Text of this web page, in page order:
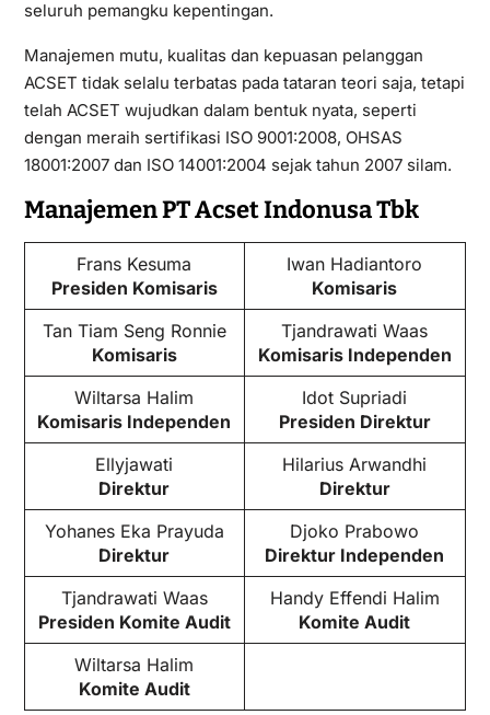
seluruh pemangku kepentingan.
Manajemen mutu, kualitas dan kepuasan pelanggan
ACSET tidak selalu terbatas pada tataran teori saja, tetapi
telah ACSET wujudkan dalam bentuk nyata, seperti
dengan meraih sertifikasi ISO 9001:2008, OHSAS
18001:2007 dan ISO 14001:2004 sejak tahun 2007 silam.
Manajemen PT Acset Indonusa Tbk
Frans Kesuma
Presiden Komisaris
Iwan Hadiantoro
Komisaris
Tan Tiam Seng Ronnie
Komisaris
Tjandrawati Waas
Komisaris Independen
Wiltarsa Halim
Komisaris Independen
Idot Supriadi
Presiden Direktur
Ellyjawati
Direktur
Hilarius Arwandhi
Direktur
Yohanes Eka Prayuda
Direktur
Djoko Prabowo
Direktur Independen
Tjandrawati Waas
Presiden Komite Audit
Handy Effendi Halim
Komite Audit
Wiltarsa Halim
Komite Audit